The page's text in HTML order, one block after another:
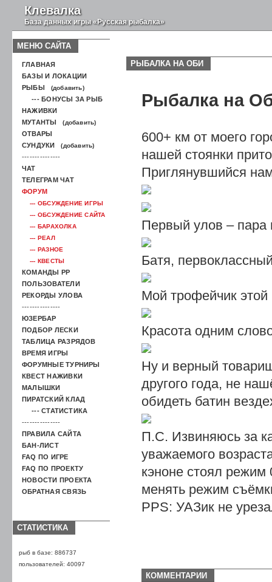
Клевалка
База данных игры «Русская рыбалка»
РЫБАЛКА НА ОБИ
Рыбалка на
600+ км от моего
нашей стоянки
Приглянувшийся
Первый улов – пара
Батя,
Мой трофейчик этой
Красота одним
Ну и верный
другого года, не
обидеть батин
П.С. Извиняюсь за
уважаемого
кэноне стоял
менять режим
PPS: УАЗик не
КОММЕНТАРИИ
МЕНЮ САЙТА
ГЛАВНАЯ
БАЗЫ И ЛОКАЦИИ
РЫБЫ
(добавить)
--- БОНУСЫ ЗА РЫБ
НАЖИВКИ
МУТАНТЫ
(добавить)
ОТВАРЫ
СУНДУКИ
(добавить)
---------------
ЧАТ
ТЕЛЕГРАМ ЧАТ
ФОРУМ
--- ОБСУЖДЕНИЕ ИГРЫ
--- ОБСУЖДЕНИЕ САЙТА
--- БАРАХОЛКА
--- РЕАЛ
--- РАЗНОЕ
--- КВЕСТЫ
КОМАНДЫ РР
ПОЛЬЗОВАТЕЛИ
РЕКОРДЫ УЛОВА
---------------
ЮЗЕРБАР
ПОДБОР ЛЕСКИ
ТАБЛИЦА РАЗРЯДОВ
ВРЕМЯ ИГРЫ
ФОРУМНЫЕ ТУРНИРЫ
КВЕСТ НАЖИВКИ
МАЛЫШКИ
ПИРАТСКИЙ КЛАД
--- СТАТИСТИКА
---------------
ПРАВИЛА САЙТА
БАН-ЛИСТ
FAQ ПО ИГРЕ
FAQ ПО ПРОЕКТУ
НОВОСТИ ПРОЕКТА
ОБРАТНАЯ СВЯЗЬ
СТАТИСТИКА
рыб в базе: 886737
пользователей: 40097